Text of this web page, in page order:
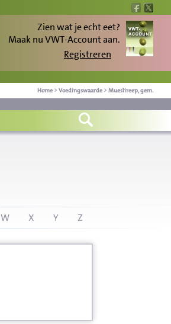
Zien wat je echt eet?
Maak nu VWT-Account aan.
Registreren
Home > Voedingswaarde > Mueslireep, gem.
W X Y Z